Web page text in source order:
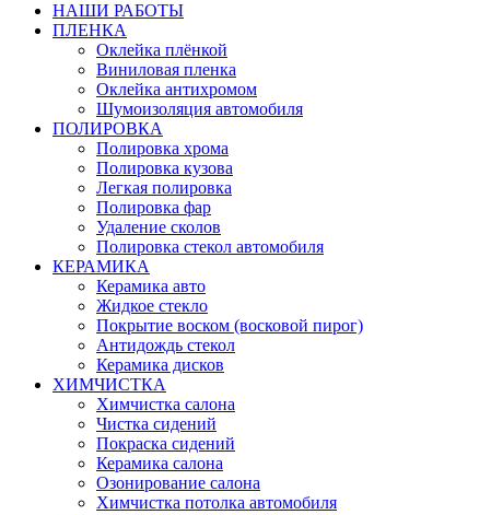
НАШИ РАБОТЫ
ПЛЕНКА
Оклейка плёнкой
Виниловая пленка
Оклейка антихромом
Шумоизоляция автомобиля
ПОЛИРОВКА
Полировка хрома
Полировка кузова
Легкая полировка
Полировка фар
Удаление сколов
Полировка стекол автомобиля
КЕРАМИКА
Керамика авто
Жидкое стекло
Покрытие воском (восковой пирог)
Антидождь стекол
Керамика дисков
ХИМЧИСТКА
Химчистка салона
Чистка сидений
Покраска сидений
Керамика салона
Озонирование салона
Химчистка потолка автомобиля